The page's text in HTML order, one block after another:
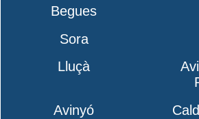
Begues
Sora
Lluçà
Avinyó